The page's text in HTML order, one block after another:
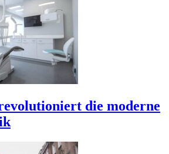
die moderne